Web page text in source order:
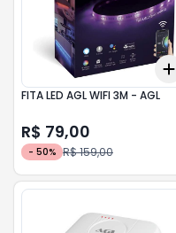
Add
FITA LED AGL WIFI 3M - AGL
R$ 79,00
- 50% R$ 159,00